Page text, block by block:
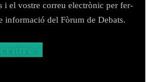
i el vostre correu electrònic per fer-
informació del Fòrum de Debats.